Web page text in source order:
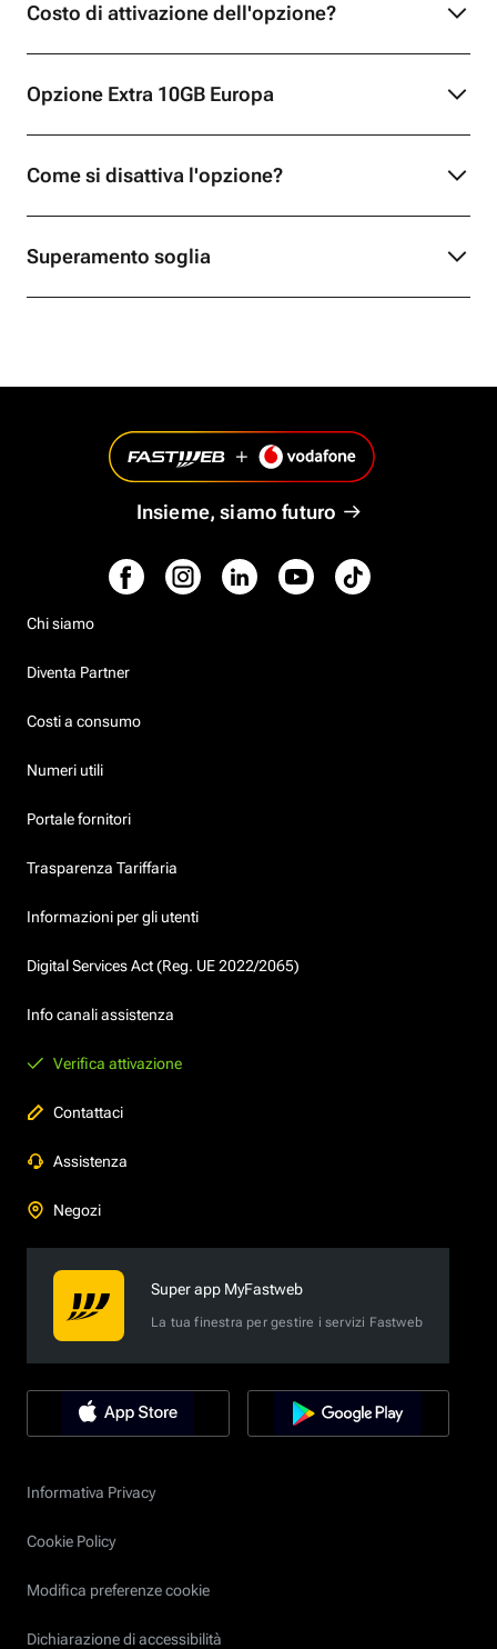
Costo di attivazione dell'opzione?
Opzione Extra 10GB Europa
Come si disattiva l'opzione?
Superamento soglia
Insieme, siamo futuro
Chi siamo
Diventa Partner
Costi a consumo
Numeri utili
Portale fornitori
Trasparenza Tariffaria
Informazioni per gli utenti
Digital Services Act (Reg. UE 2022/2065)
Info canali assistenza
Verifica attivazione
Contattaci
Assistenza
Negozi
Super app MyFastweb
La tua finestra per gestire i servizi Fastweb
Informativa Privacy
Cookie Policy
Modifica preferenze cookie
Dichiarazione di accessibilità